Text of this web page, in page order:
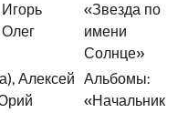
«Звезда по
имени
Солнце»
Алексей Альбомы:
«Начальник